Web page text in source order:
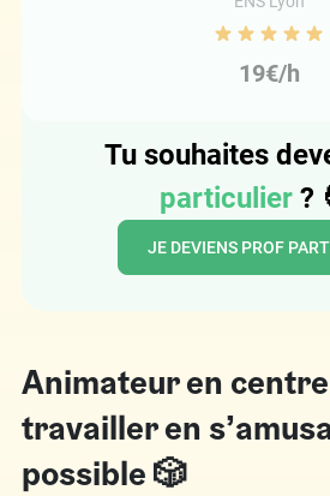
19€/h
Tu souhaites
particulier?
JE DEVIENS PROF
Animateur en
travailler en
possible 🎲